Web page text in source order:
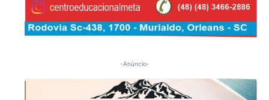
-Anúncio-